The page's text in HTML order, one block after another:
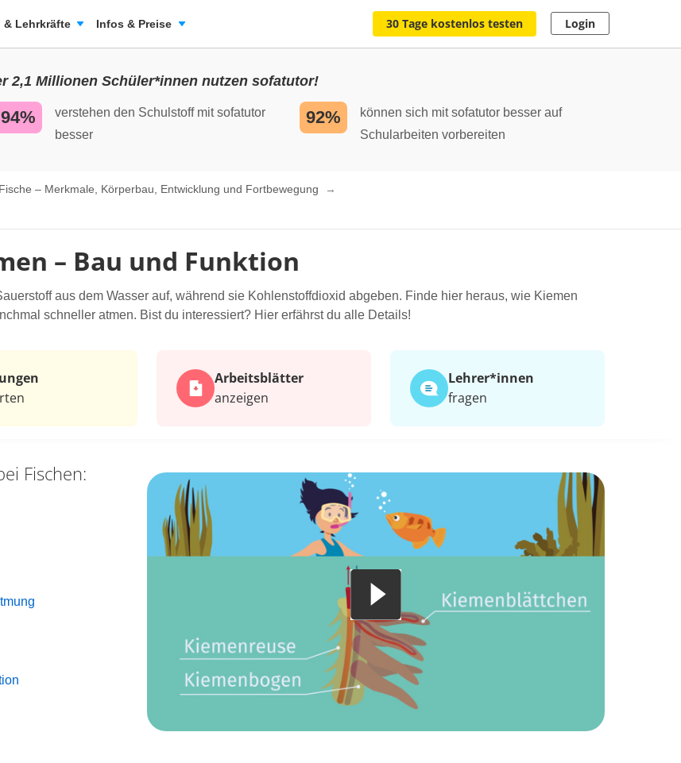
& Lehrkräfte Infos & Preise 30 Tage kostenlos testen Login
2,1 Millionen Schüler*innen nutzen sofatutor!
94%
verstehen den Schulstoff mit sofatutor
besser
92%
können sich mit sofatutor besser auf
Schularbeiten vorbereiten
Fische – Merkmale, Körperbau, Entwicklung und Fortbewegung
– Bau und Funktion
aus dem Wasser auf, während sie Kohlenstoffdioxid abgeben. Finde hier heraus, wie Kiemen
schneller atmen. Bist du interessiert? Hier erfährst du alle Details!
Arbeits­blätter
anzeigen
Lehrer*​innen
fragen
Fischen: